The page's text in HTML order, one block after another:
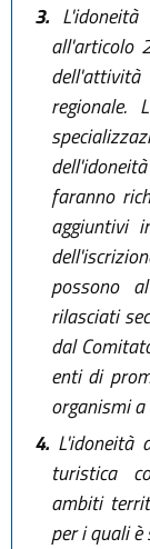
3.L'idoneità
all'articolo
regionale.
faranno
aggiuntivi
possono
rilasciati
dal
enti di
organismi
4.L'idoneità
turistica
ambiti
per i quali